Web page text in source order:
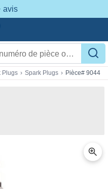
avis
Plugs › Spark Plugs › Pièce# 9044